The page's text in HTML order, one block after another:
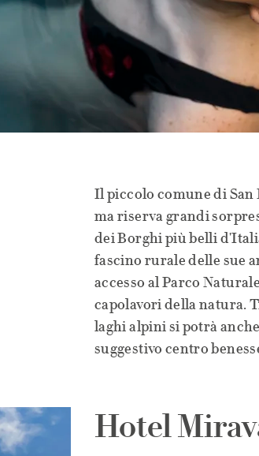
Il piccolo comune di
ma riserva grandi
dei Borghi più belli
fascino rurale delle sue
accesso al Parco
capolavori della natura.
laghi alpini si potrà
suggestivo centro
Hotel